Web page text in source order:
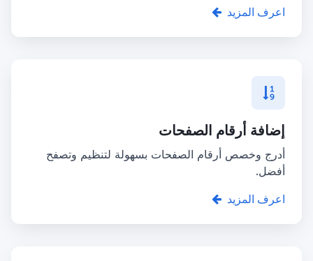
اعرف المزيد
إضافة أرقام الصفحات
أدرج وخصص أرقام الصفحات بسهولة لتنظيم وتصفح
أفضل.
اعرف المزيد